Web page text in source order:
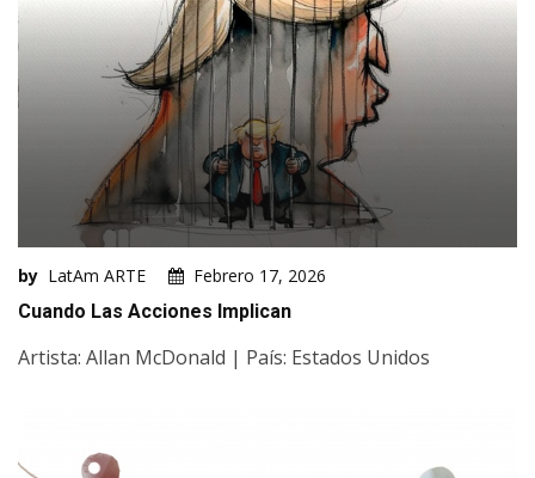
by LatAm ARTE
Febrero 17, 2026
Cuando Las Acciones Implican
Artista: Allan McDonald | País: Estados Unidos